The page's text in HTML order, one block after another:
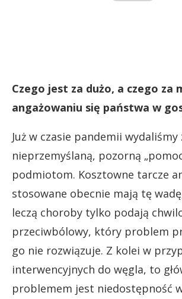
Czego jest za dużo, a czego za
angażowaniu się państwa w
Już w czasie pandemii
nieprzemyślaną, pozorną
podmiotom. Kosztowne tarcze
stosowane obecnie mają tę
leczą choroby tylko podają
przeciwbólowy, który problem
go nie rozwiązuje. Z kolei w
interwencyjnych do węgla, to
problemem jest niedostępność